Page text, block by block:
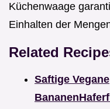
Küchenwaage
Einhalten der
Related
Saftige Vegane